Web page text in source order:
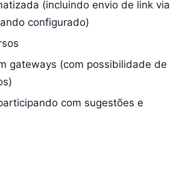
(incluindo envio de link via
configurado)
gateways (com possibilidade de
com sugestões e